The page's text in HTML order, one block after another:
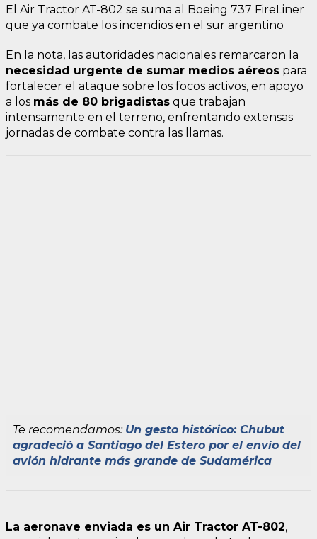
El Air Tractor AT-802 se suma al Boeing 737 FireLiner
que ya combate los incendios en el sur argentino
En la nota, las autoridades nacionales remarcaron la
necesidad urgente de sumar medios aéreos para
fortalecer el ataque sobre los focos activos, en apoyo
a los más de 80 brigadistas que trabajan
intensamente en el terreno, enfrentando extensas
jornadas de combate contra las llamas.
Te recomendamos: Un gesto histórico: Chubut
agradeció a Santiago del Estero por el envío del
avión hidrante más grande de Sudamérica
La aeronave enviada es un Air Tractor AT-802,